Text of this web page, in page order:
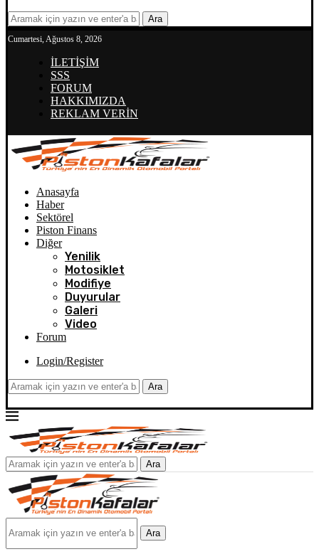
Ara
Cumartesi, Ağustos 8, 2026
İLETİŞİM
SSS
FORUM
HAKKIMIZDA
REKLAM VERİN
Anasayfa
Haber
Sektörel
Piston Finans
Diğer
Yenilik
Motosiklet
Modifiye
Duyurular
Galeri
Video
Forum
Login/Register
Ara
Ara
Ara